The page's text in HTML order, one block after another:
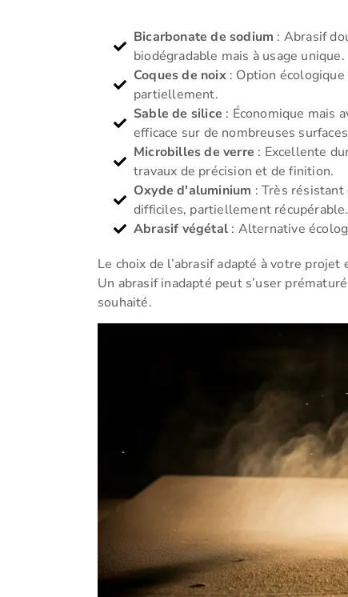
Bicarbonate de sodium : Abrasif
biodégradable mais à usage unique.
Coques de noix: Option
partiellement.
Sable de silice : Économique mais
efficace sur de nombreuses
Microbilles de verre : Excellente
travaux de précision et de finition.
Oxyde d'aluminium : Très
difficiles, partiellement récupérable.
Abrasif végétal : Alternative
Le choix de l’abrasif adapté à votre
Un abrasif inadapté peut s’user
souhaité.